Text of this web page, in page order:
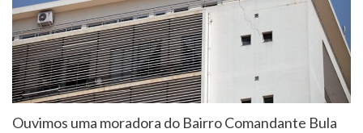
Ouvimos uma moradora do Bairro Comandante Bula